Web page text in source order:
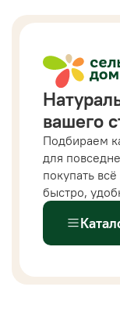
вашего
Подбираем
для
покупать
быстро,